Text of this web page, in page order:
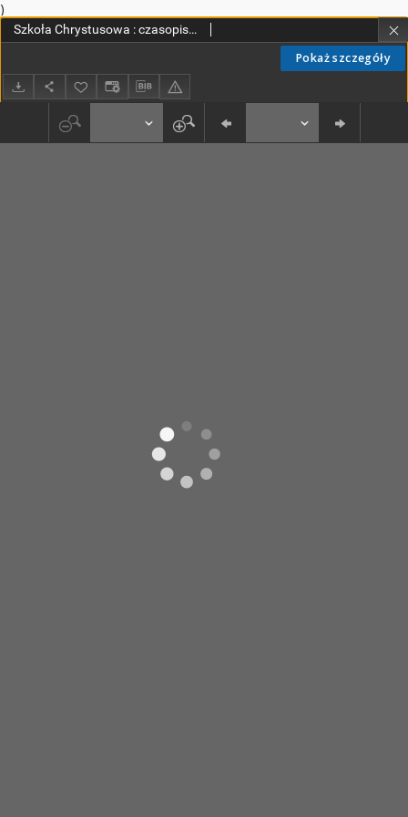
)
Pokaż szczegóły
Szkoła Chrystusowa : czasopismo poświęcone zagadnieniom życia wewnętrznego. R. 5 (1934) T. 9